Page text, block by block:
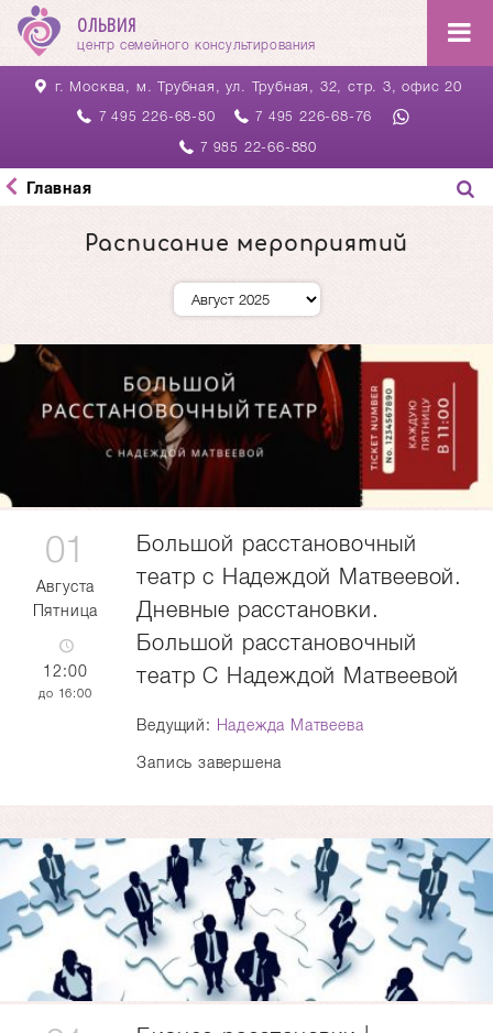
ОЛЬВИЯ
центр семейного консультирования
г. Москва, м. Трубная, ул. Трубная, 32, стр. 3, офис 20
7 495 226-68-80 7 495 226-68-76
7 985 22-66-880
Главная
Расписание мероприятий
01
Августа
Пятница
12:00
16:00
Большой расстановочный
театр с Надеждой Матвеевой.
Дневные расстановки.
Большой расстановочный
театр С Надеждой Матвеевой
Ведущий: Надежда Матвеева
Запись завершена